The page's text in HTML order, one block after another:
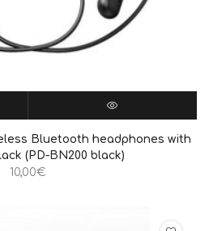
QUICK VIEW
Bluetooth headphones with
(PD-BN200 black)
10,00€